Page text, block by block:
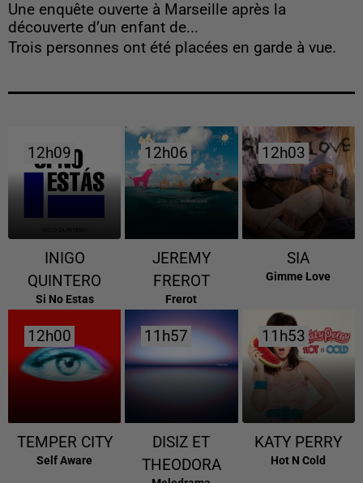
Une enquête ouverte à Marseille après la
découverte d’un enfant de...
Trois personnes ont été placées en garde à vue.
12h09
12h09
INIGO
QUINTERO
Si No Estas
12h06
12h06
JEREMY
FREROT
Frerot
12h03
12h03
SIA
Gimme Love
12h00
12h00
TEMPER CITY
Self Aware
11h57
11h57
DISIZ ET
THEODORA
11h53
11h53
KATY PERRY
Hot N Cold